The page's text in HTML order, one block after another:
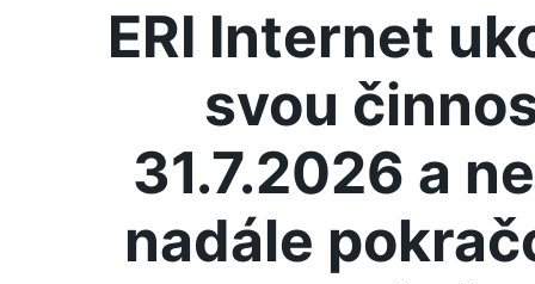
ERI Internet
svou
31.7.2026 a
nadále